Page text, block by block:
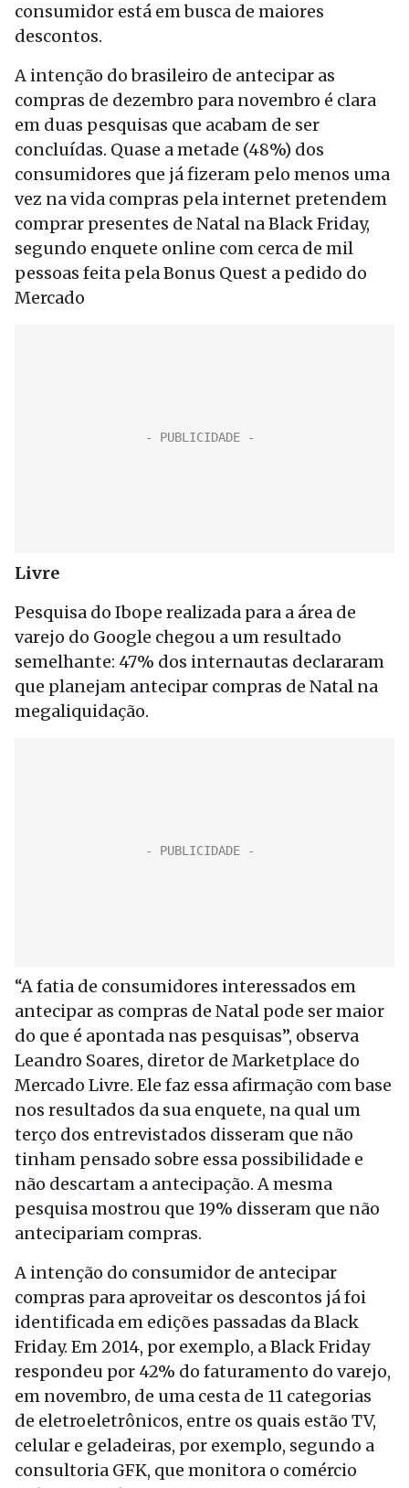
consumidor está em busca de maiores
descontos.
A intenção do brasileiro de antecipar as
compras de dezembro para novembro é clara
em duas pesquisas que acabam de ser
concluídas. Quase a metade (48%) dos
consumidores que já fizeram pelo menos uma
vez na vida compras pela internet pretendem
comprar presentes de Natal na Black Friday,
segundo enquete online com cerca de mil
pessoas feita pela Bonus Quest a pedido do
Mercado
Livre
Pesquisa do Ibope realizada para a área de
varejo do Google chegou a um resultado
semelhante: 47% dos internautas declararam
que planejam antecipar compras de Natal na
megaliquidação.
“A fatia de consumidores interessados em
antecipar as compras de Natal pode ser maior
do que é apontada nas pesquisas”, observa
Leandro Soares, diretor de Marketplace do
Mercado Livre. Ele faz essa afirmação com base
nos resultados da sua enquete, na qual um
terço dos entrevistados disseram que não
tinham pensado sobre essa possibilidade e
não descartam a antecipação. A mesma
pesquisa mostrou que 19% disseram que não
antecipariam compras.
A intenção do consumidor de antecipar
compras para aproveitar os descontos já foi
identificada em edições passadas da Black
Friday. Em 2014, por exemplo, a Black Friday
respondeu por 42% do faturamento do varejo,
em novembro, de uma cesta de 11 categorias
de eletroeletrônicos, entre os quais estão TV,
celular e geladeiras, por exemplo, segundo a
consultoria GFK, que monitora o comércio